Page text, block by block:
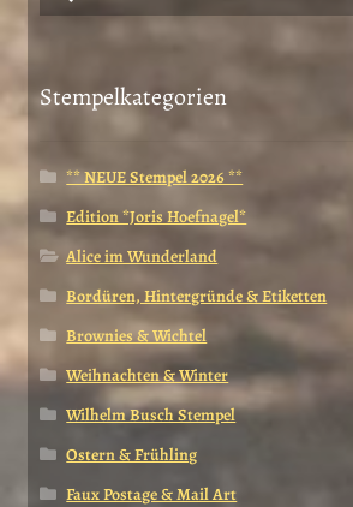
nach:
Stempelkategorien
** NEUE Stempel 2026 **
Edition *Joris Hoefnagel*
Alice im Wunderland
Bordüren, Hintergründe & Etiketten
Brownies & Wichtel
Weihnachten & Winter
Wilhelm Busch Stempel
Ostern & Frühling
Faux Postage & Mail Art